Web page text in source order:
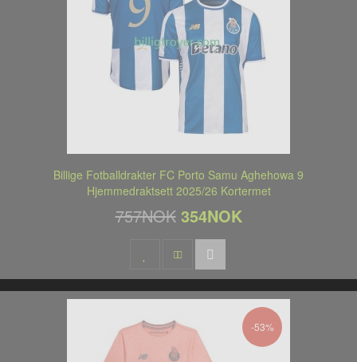
Billige Fotballdrakter FC Porto Samu Aghehowa 9
Hjemmedraktsett 2025/26 Kortermet
757NOK 354NOK
-53%